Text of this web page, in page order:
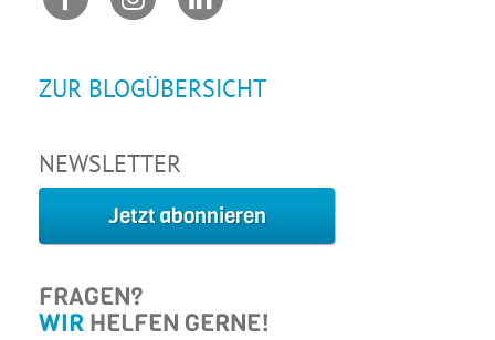
ZUR BLOGÜBERSICHT
NEWSLETTER
Jetzt abonnieren
FRAGEN?
WIR HELFEN GERNE!